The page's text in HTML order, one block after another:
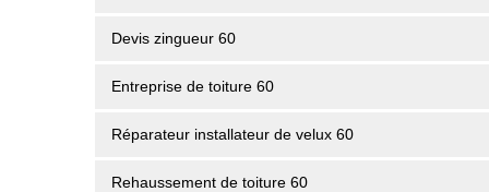
Devis zingueur 60
Entreprise de toiture 60
Réparateur installateur de velux 60
Rehaussement de toiture 60